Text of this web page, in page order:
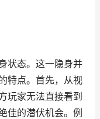
状态。这一隐身并
特点。首先，从视
玩家无法直接看到
佳的潜伏机会。例